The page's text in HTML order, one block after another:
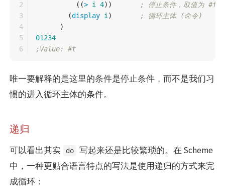
2
3
4
5
((> i 4))
; 停止条件，取值为 #f
(display i)
; 循环主体 (命令)
)
01234
;Value: #t
唯一要解释的是这里的条件是停止条件，而不是我们习
惯的进入循环主体的条件。
递归
可以看出其实 do
写起来还是比较繁琐的。在 Scheme
中，一种更贴合语言特点的写法是使用递归的方式来完
成循环：